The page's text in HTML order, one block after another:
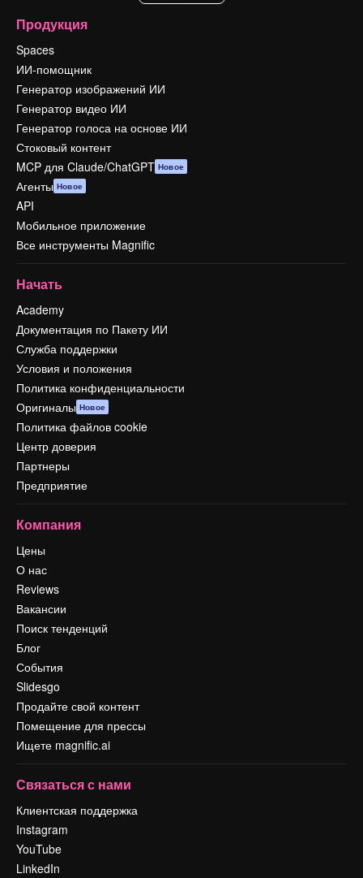
Продукция
Spaces
ИИ-помощник
Генератор изображений ИИ
Генератор видео ИИ
Генератор голоса на основе ИИ
Стоковый контент
MCP для Claude/ChatGPT Новое
Агенты Новое
API
Мобильное приложение
Все инструменты Magnific
Начать
Academy
Документация по Пакету ИИ
Служба поддержки
Условия и положения
Политика конфиденциальности
Оригиналы Новое
Политика файлов cookie
Центр доверия
Партнеры
Предприятие
Компания
Цены
О нас
Reviews
Вакансии
Поиск тенденций
Блог
События
Slidesgo
Продайте свой контент
Помещение для прессы
Ищете magnific.ai
Связаться с нами
Клиентская поддержка
Instagram
YouTube
LinkedIn